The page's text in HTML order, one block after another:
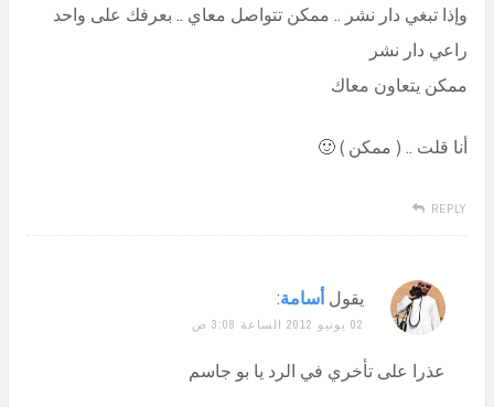
وإذا تبغي دار نشر .. ممكن تتواصل معاي .. بعرفك على واحد
راعي دار نشر
ممكن يتعاون معاك
أنا قلت .. ( ممكن ) 🙂
REPLY
يقول أسامة:
02 يونيو 2012 الساعة 3:08 ص
عذرا على تأخري في الرد يا بو جاسم